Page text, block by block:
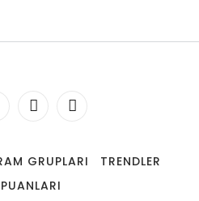
GRUPLARI
TRENDLER